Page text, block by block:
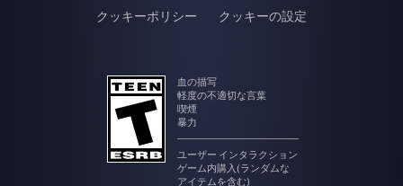
変数：
L
これでプレイヤーがヒーローを変更しなけれ
ばならないことが分かりました。次に、2つの
実行されるアクションを追加します。
最初のアクションは、求められるヒーロ
ーをイベント・プレイヤーに強制しま